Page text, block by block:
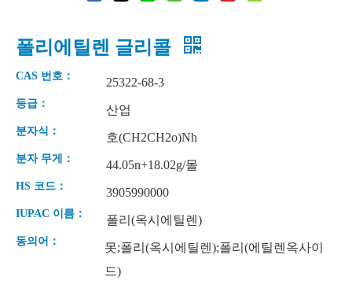
폴리에틸렌 글리콜
CAS 번호： 25322-68-3
등급： 산업
분자식： 호(CH2CH2o)Nh
분자 무게： 44.05n+18.02g/몰
HS 코드： 3905990000
IUPAC 이름： 폴리(옥시에틸렌)
동의어：
못;폴리(옥시에틸렌);폴리(에틸렌옥사이
드)